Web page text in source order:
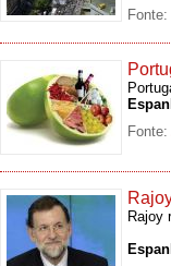
Fonte:
Fonte:
Rajoy